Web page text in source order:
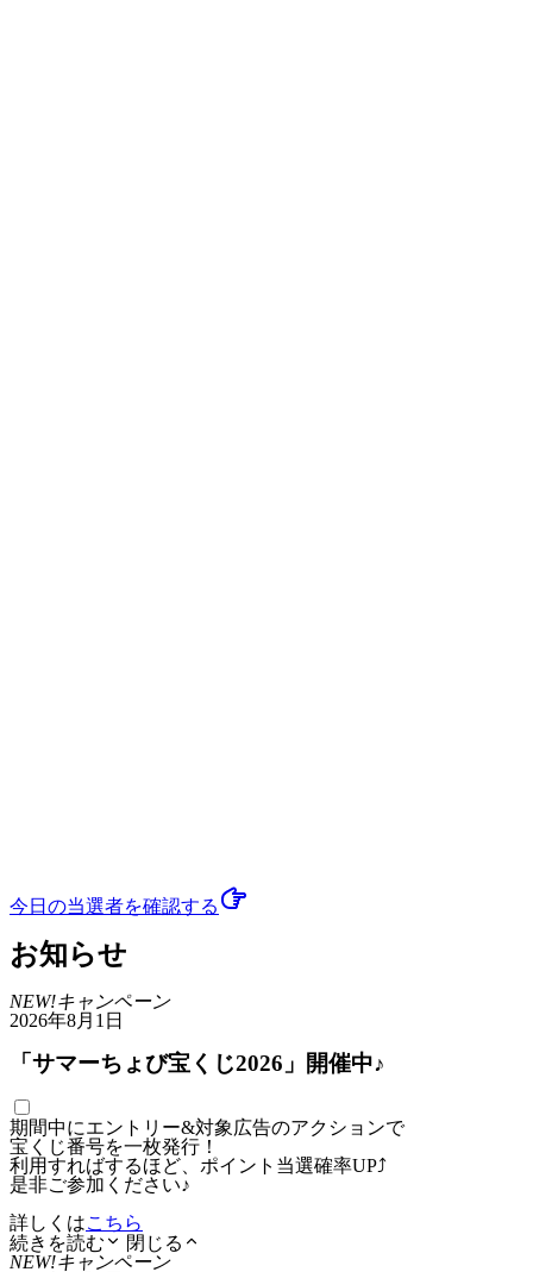
今日の当選者を確認する
お知らせ
NEW!キャンペーン
2026年8月1日
「サマーちょび宝くじ2026」開催中♪
期間中にエントリー&対象広告のアクションで
宝くじ番号を一枚発行！
利用すればするほど、ポイント当選確率UP⤴
是非ご参加ください♪
詳しくはこちら
続きを読む
閉じる
NEW!キャンペーン